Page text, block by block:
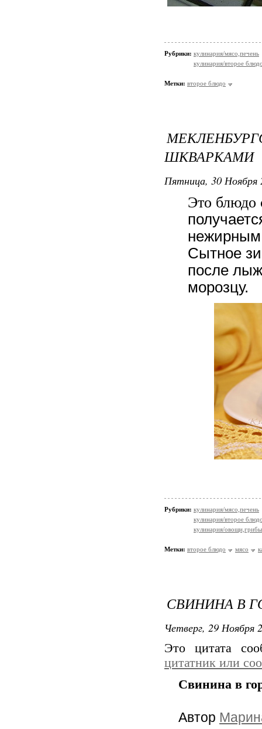
Рубрики: кулинария/мясо,печень
кулинария/второе
Метки: второе блюдо
ШКВАРКАМИ
Пятница, 30 Ноября
Это блюдо
Сытное
после
морозцу.
Рубрики: кулинария/мясо,печень
кулинария/второе
кулинария/овощи,грибы
Метки: второе блюдо мясо
СВИНИНА В
Четверг, 29 Ноября
Это цитата
цитатник или
Свинина в
Автор